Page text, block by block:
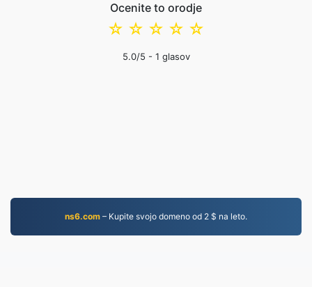
Ocenite to orodje
☆
☆
☆
☆
☆
5.0/5 - 1 glasov
ns6.com – Kupite svojo domeno od 2 $ na leto.